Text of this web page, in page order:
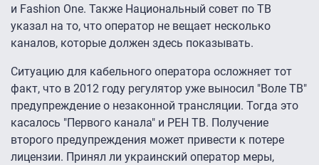
и Fashion One. Также Национальный совет по ТВ
указал на то, что оператор не вещает несколько
каналов, которые должен здесь показывать.
Ситуацию для кабельного оператора осложняет тот
факт, что в 2012 году регулятор уже выносил "Воле ТВ"
предупреждение о незаконной трансляции. Тогда это
касалось "Первого канала" и РЕН ТВ. Получение
второго предупреждения может привести к потере
лицензии. Принял ли украинский оператор меры,